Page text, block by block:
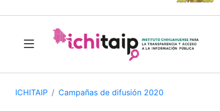
ICHITAIP Campañas de difusión 2020